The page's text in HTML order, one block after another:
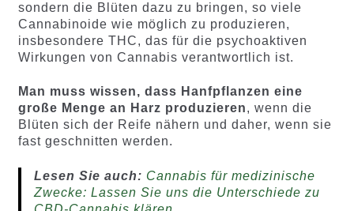
sondern die Blüten dazu zu bringen, so viele
Cannabinoide wie möglich zu produzieren,
insbesondere THC, das für die psychoaktiven
Wirkungen von Cannabis verantwortlich ist.
Man muss wissen, dass Hanfpflanzen eine
große Menge an Harz produzieren, wenn die
Blüten sich der Reife nähern und daher, wenn sie
fast geschnitten werden.
Lesen Sie auch: Cannabis für medizinische
Zwecke: Lassen Sie uns die Unterschiede zu